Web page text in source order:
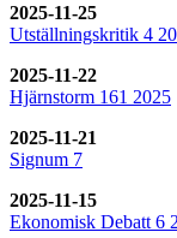
2025-11-25
Utställningskritik 4
2025-11-22
Hjärnstorm 161 2025
2025-11-21
Signum 7
2025-11-15
Ekonomisk Debatt 6